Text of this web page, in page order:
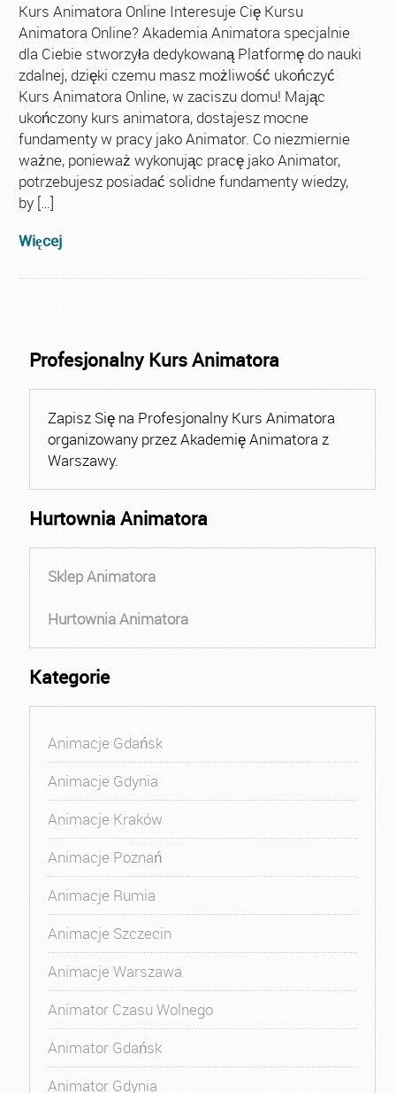
Kurs Animatora Online Interesuje Cię Kursu
Animatora Online? Akademia Animatora specjalnie
dla Ciebie stworzyła dedykowaną Platformę do nauki
zdalnej, dzięki czemu masz możliwość ukończyć
Kurs Animatora Online, w zaciszu domu! Mając
ukończony kurs animatora, dostajesz mocne
fundamenty w pracy jako Animator. Co niezmiernie
ważne, ponieważ wykonując pracę jako Animator,
potrzebujesz posiadać solidne fundamenty wiedzy,
by […]
Więcej
Profesjonalny Kurs Animatora
Zapisz Się na Profesjonalny Kurs Animatora
organizowany przez Akademię Animatora z
Warszawy.
Hurtownia Animatora
Sklep Animatora
Hurtownia Animatora
Kategorie
Animacje Gdańsk
Animacje Gdynia
Animacje Kraków
Animacje Poznań
Animacje Rumia
Animacje Szczecin
Animacje Warszawa
Animator Czasu Wolnego
Animator Gdańsk
Animator Gdynia